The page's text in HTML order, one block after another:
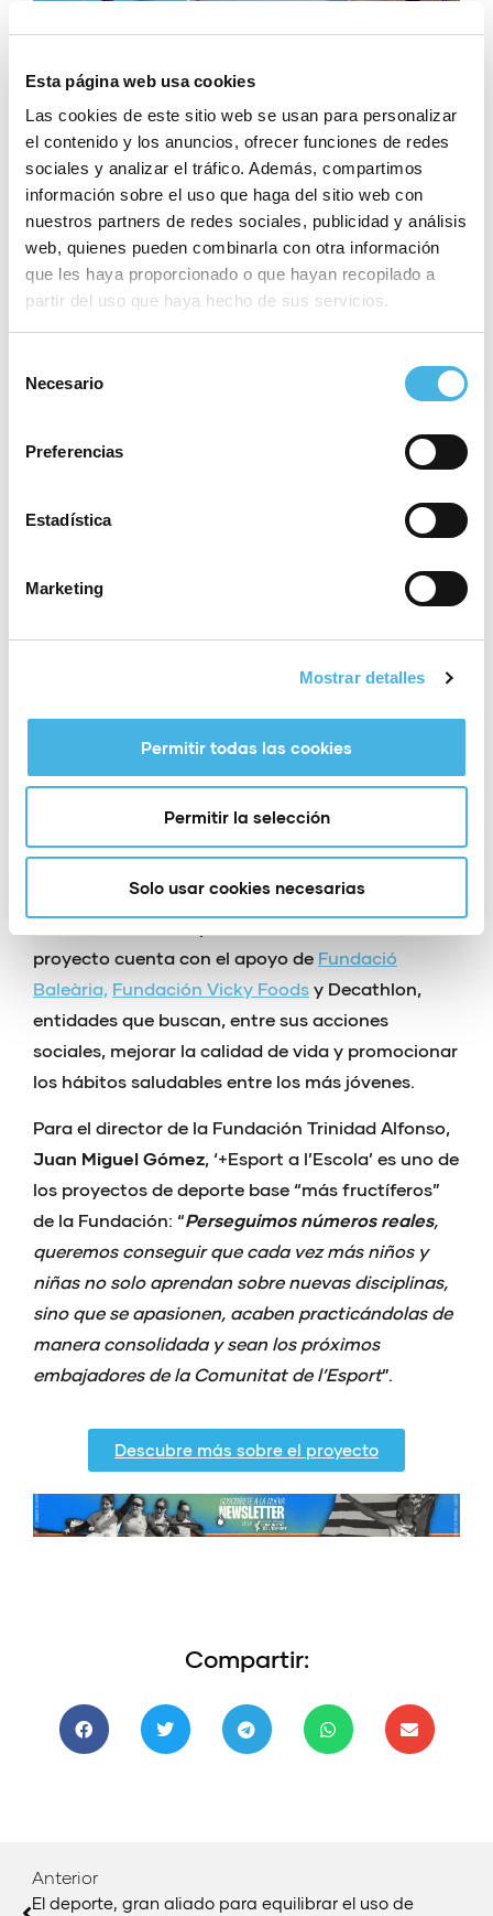
Esta página web usa cookies
Las cookies de este sitio web se usan para personalizar
el contenido y los anuncios, ofrecer funciones de redes
sociales y analizar el tráfico. Además, compartimos
información sobre el uso que haga del sitio web con
nuestros partners de redes sociales, publicidad y análisis
web, quienes pueden combinarla con otra información
que les haya proporcionado o que hayan recopilado a
partir del uso que haya hecho de sus servicios.
Necesario
Preferencias
Estadística
Marketing
Mostrar detalles
Permitir todas las cookies
Permitir la selección
Solo usar cookies necesarias
clases semanales de Educación Física que se
imparten en los centros para implementar estas
sesiones. Cada federación desarrolla su unidad
didáctica de 9 clases en los colegios previamente
durante esas 9 semanas.
‘+Esport a l’Escola’ se integra dentro de las
Valenciana para impulsar acciones que
convierten la Comunitat Valenciana en un núcleo
proyecto cuenta con el apoyo de Fundació
Baleària, Fundación Vicky Foods y Decathlon,
entidades que buscan, entre sus acciones
sociales, mejorar la calidad de vida y promocionar
los hábitos saludables entre los más jóvenes.
Para el director de la Fundación Trinidad Alfonso,
Juan Miguel Gómez, ‘+Esport a l’Escola’ es uno de
los proyectos de deporte base “más fructíferos”
de la Fundación: “Perseguimos números reales,
queremos conseguir que cada vez más niños y
niñas no solo aprendan sobre nuevas disciplinas,
sino que se apasionen, acaben practicándolas de
manera consolidada y sean los próximos
embajadores de la Comunitat de l’Esport”.
Descubre más sobre el proyecto
Compartir:
Anterior
El deporte, gran aliado para equilibrar el uso de